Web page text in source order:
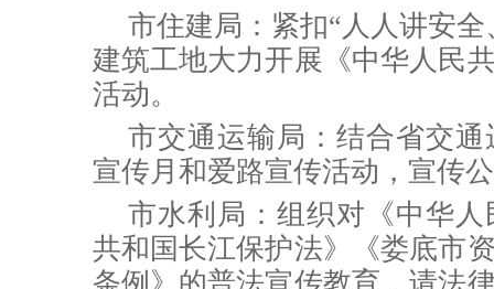
市住建局： 紧扣“人人讲安
建筑工地大力开展《中华人民
活动。
市交通运输局：结合省交
宣传月 和爱路宣传活动，宣传
市水利局：组织对《中华人
共和国长江保护法》《娄底市